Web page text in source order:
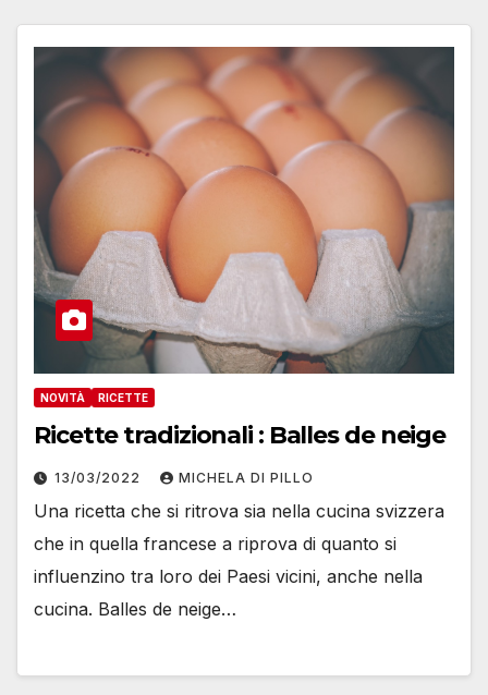
NOVITÀ RICETTE
Ricette tradizionali : Balles de neige
13/03/2022 MICHELA DI PILLO
Una ricetta che si ritrova sia nella cucina svizzera
che in quella francese a riprova di quanto si
influenzino tra loro dei Paesi vicini, anche nella
cucina. Balles de neige…